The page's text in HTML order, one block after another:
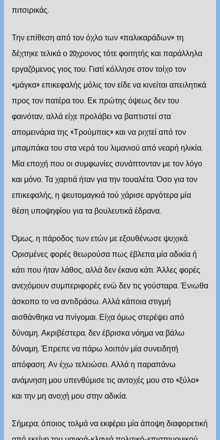
πιτσιρικάς.
Την επίθεση από τον όχλο των «παλικαράδων» τη
δέχτηκε τελικά ο 20χρονος τότε φοιτητής και παράλληλα
εργαζόμενος γιος του. Γιατί κόλλησε στον τοίχο τον
«μάγκα» επικεφαλής μόλις τον είδε να κινείται απειλητικά
προς τον πατέρα του. Εκ πρώτης όψεως δεν του
φαινόταν, αλλά είχε προλάβει να βαπτιστεί στα
απομεινάρια της «Τρούμπας» και να ριχτεί από τον
μπαμπάκα του στα νερά του λιμανιού από νεαρή ηλικία.
Μία εποχή που οι συμφωνίες συνάπτονταν με τον λόγο
και μόνο. Τα χαρτιά ήταν για την τουαλέτα. Όσο για τον
επικεφαλής, η ψευτομαγκιά τού χάρισε αργότερα μία
θέση υποψηφίου για τα βουλευτικά έδρανα.
Όμως, η πάροδος των ετών με εξουθένωσε ψυχικά.
Ορισμένες φορές θεωρούσα πως έβλεπα μία αδικία ή
κάτι που ήταν λάθος, αλλά δεν έκανα κάτι. Άλλες φορές
ανεχόμουν συμπεριφορές ενώ δεν τις γούσταρα. Ένιωθα
άσκοπο το να αντιδράσω. Αλλά κάποια στιγμή
αισθάνθηκα να πνίγομαι. Είχα όμως στερέψει από
δύναμη. Ακριβέστερα, δεν έβρισκα νόημα να βάλω
δύναμη. Έπρεπε να πάρω λοιπόν μία συνειδητή
απόφαση: Αν έχω τελειώσει. Αλλά η παραπάνω
ανάμνηση μου υπενθύμισε τις αντοχές μου στο «ξύλο»
και την μη ανοχή μου στην αδικία.
Σήμερα, όποιος τολμά να εκφέρει μία άποψη διαφορετική